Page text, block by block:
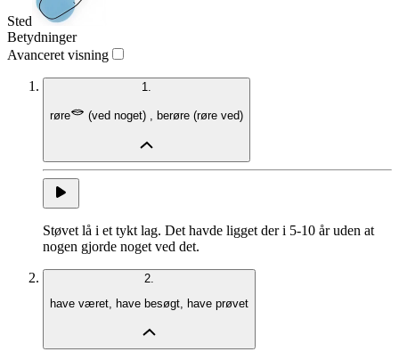
Sted
Betydninger
Avanceret visning
1.
røre (ved noget) , berøre (røre ved)
Støvet lå i et tykt lag. Det havde ligget der i 5-10 år uden at
nogen gjorde noget ved det.
2.
have været
have besøgt have prøvet